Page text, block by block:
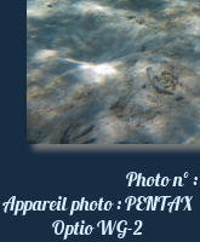
Photo nº :
Appareil photo :PENTAX
Optio WG-2